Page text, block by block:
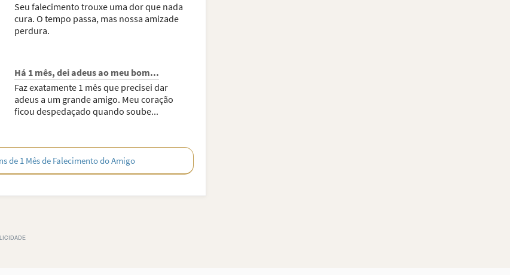
Seu falecimento trouxe uma dor que nada
cura. O tempo passa, mas nossa amizade
perdura.
Há 1 mês, dei adeus ao meu bom...
Faz exatamente 1 mês que precisei dar
adeus a um grande amigo. Meu coração
ficou despedaçado quando soube...
de 1 Mês de Falecimento do Amigo